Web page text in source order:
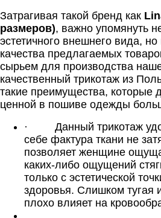
Затрагивая такой бренд как
размеров), важно упомянуть
эстетичного внешнего вида,
качества предлагаемых
сырьем для производства
качественный трикотаж из
такие преимущества, которые
ценной в пошиве одежды
·
Данный трикотаж
себе фактура ткани не
позволяет женщине
каких-либо ощущений
только с эстетической
здоровья. Слишком тугая
плохо влияет на